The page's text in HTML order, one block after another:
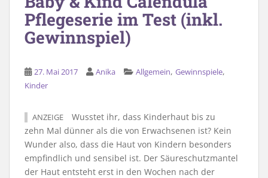
Pflegeserie im Test (inkl.
Gewinnspiel)
27. Mai 2017 Anika Allgemein, Gewinnspiele,
Kinder
ANZEIGE
Wusstet ihr, dass Kinderhaut bis zu
zehn Mal dünner als die von Erwachsenen ist? Kein
Wunder also, dass die Haut von Kindern besonders
empfindlich und sensibel ist. Der Säureschutzmantel
der Haut entsteht erst in den Wochen nach der